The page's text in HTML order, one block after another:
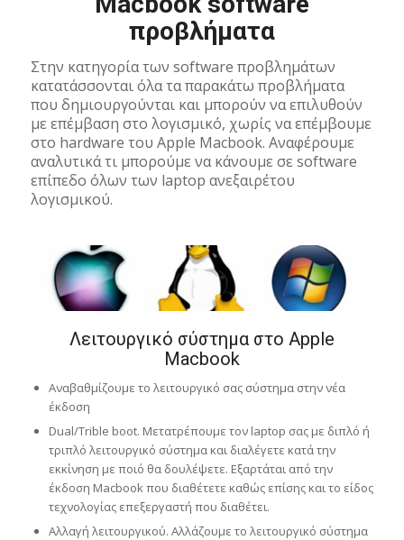
προβλήματα
Στην κατηγορία των software προβλημάτων
κατατάσσονται όλα τα παρακάτω προβλήματα
που δημιουργούνται και μπορούν να επιλυθούν
με επέμβαση στο λογισμικό, χωρίς να επέμβουμε
στο hardware του Apple Macbook. Αναφέρουμε
αναλυτικά τι μπορούμε να κάνουμε σε software
επίπεδο όλων των laptop ανεξαιρέτου
λογισμικού.
Λειτουργικό σύστημα στο Apple
Macbook
Αναβαθμίζουμε το λειτουργικό σας σύστημα στην νέα
έκδοση
Dual/Trible boot. Μετατρέπουμε τον laptop σας με διπλό ή
τριπλό λειτουργικό σύστημα και διαλέγετε κατά την
εκκίνηση με ποιό θα δουλέψετε. Εξαρτάται από την
έκδοση Macbook που διαθέτετε καθώς επίσης και το είδος
τεχνολογίας επεξεργαστή που διαθέτει.
Αλλαγή λειτουργικού. Αλλάζουμε το λειτουργικό σύστημα